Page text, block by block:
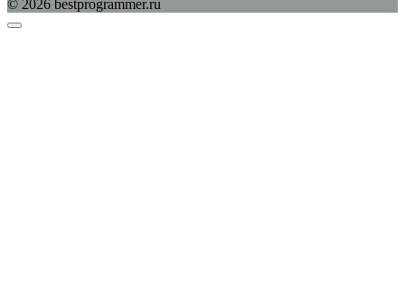
© 2026 bestprogrammer.ru